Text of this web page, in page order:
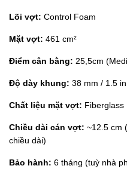
Lõi vợt: Control Foam
Mặt vợt: 461 cm²
Điểm cân bằng: 25,5cm
Độ dày khung: 38 mm / 1.5 in
Chất liệu mặt vợt: Fiberglass
Chiều dài cán vợt: ~12.5 cm
chiều dài)
Bảo hành: 6 tháng (tuỳ nhà